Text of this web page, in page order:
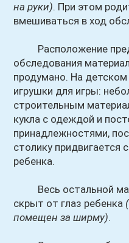
на руки). При этом
вмешиваться в ход
Расположение
обследования
продумано. На
игрушки для игры:
строительным
кукла с одеждой и
принадлежностями,
столику
ребенка.
Весь остальной
скрыт от глаз ребенка
помещен за ширму).